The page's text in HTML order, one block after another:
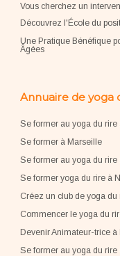
Vous cherchez un
Découvrez l'École du
Une Pratique Bénéfique
Âgées
Annuaire de yoga
Se former au yoga du rire
Se former à Marseille
Se former au yoga du rire
Se former yoga du rire à
Créez un club de yoga du
Commencer le yoga du
Devenir Animateur-trice à
Se former au yoga du rire